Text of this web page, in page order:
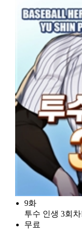
9화
투수 인생 3회
무료